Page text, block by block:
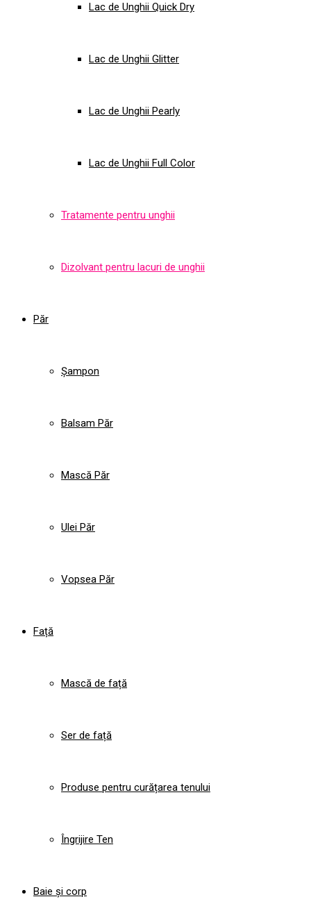
Lac de Unghii Quick Dry
Lac de Unghii Glitter
Lac de Unghii Pearly
Lac de Unghii Full Color
Tratamente pentru unghii
Dizolvant pentru lacuri de unghii
Păr
Șampon
Balsam Păr
Mască Păr
Ulei Păr
Vopsea Păr
Față
Mască de față
Ser de față
Produse pentru curățarea tenului
Îngrijire Ten
Baie și corp